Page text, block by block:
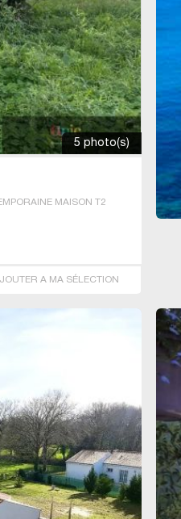
5 photo(s)
MAISON T2
A MA SÉLECTION